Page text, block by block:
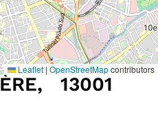
Leaflet | OpenStreetMapcontributors
ÈRE, 13001